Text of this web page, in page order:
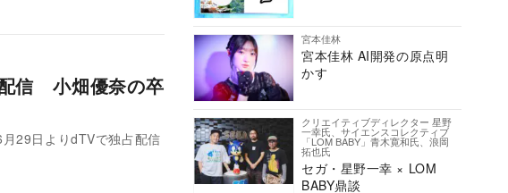
信 小畑優奈の卒
29日よりdTVで独占配信
宮本佳林
宮本佳林 AI開発の原点明
かす
クリエイティブディレクター 星野
一幸氏、サイエンスコレクティブ
「LOM BABY」青木寛和氏、浪岡
拓也氏
セガ・星野一幸 × LOM
BABY鼎談